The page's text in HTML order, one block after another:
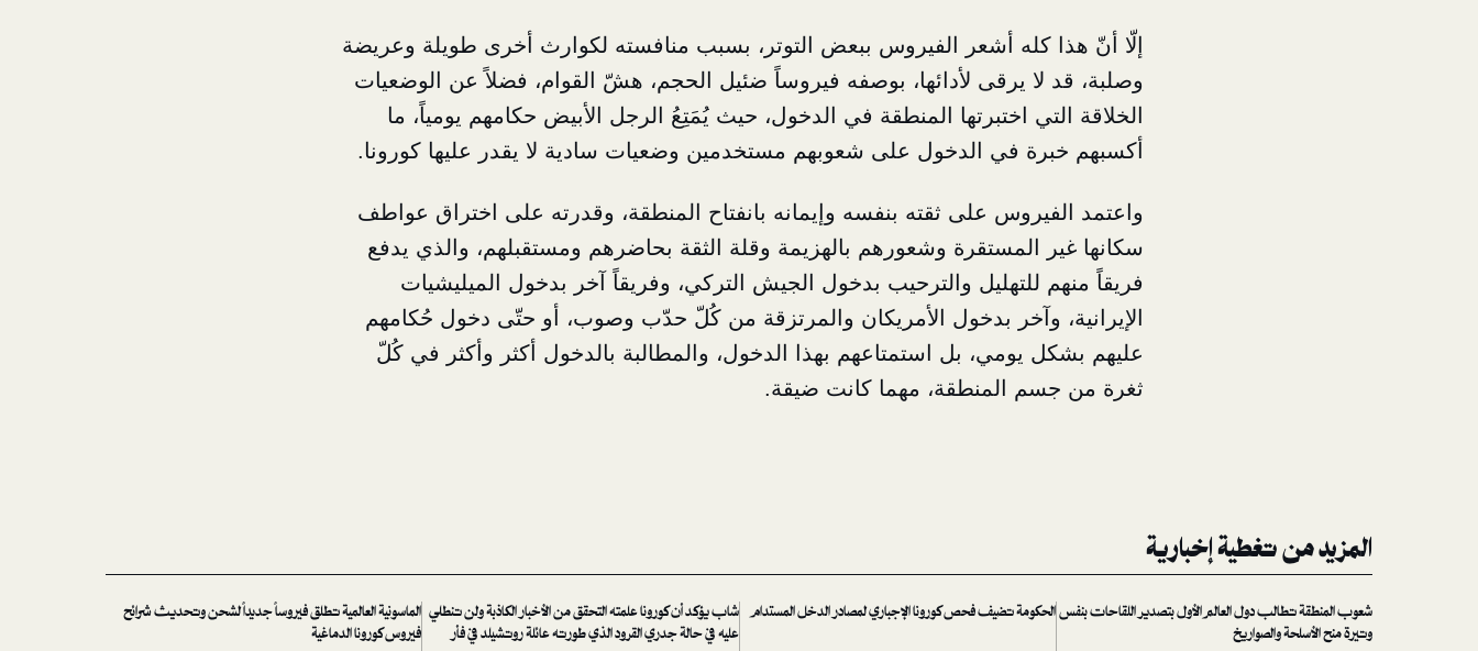
إلّا أنّ هذا كله أشعر الفيروس ببعض التوتر، بسبب منافسته لكوارث أخرى طويلة وعريضة
وصلبة، قد لا يرقى لأدائها، بوصفه فيروساً ضئيل الحجم، هشّ القوام، فضلاً عن الوضعيات
الخلاقة التي اختبرتها المنطقة في الدخول، حيث يُمَتِعُ الرجل الأبيض حكامهم يومياً، ما
أكسبهم خبرة في الدخول على شعوبهم مستخدمين وضعيات سادية لا يقدر عليها كورونا.
واعتمد الفيروس على ثقته بنفسه وإيمانه بانفتاح المنطقة، وقدرته على اختراق عواطف
سكانها غير المستقرة وشعورهم بالهزيمة وقلة الثقة بحاضرهم ومستقبلهم، والذي يدفع
فريقاً منهم للتهليل والترحيب بدخول الجيش التركي، وفريقاً آخر بدخول الميليشيات
الإيرانية، وآخر بدخول الأمريكان والمرتزقة من كُلّ حدّب وصوب، أو حتّى دخول حُكامهم
عليهم بشكل يومي، بل استمتاعهم بهذا الدخول، والمطالبة بالدخول أكثر وأكثر في كُلّ
ثغرة من جسم المنطقة، مهما كانت ضيقة.
المزيد من تغطية إخبارية
شعوب المنطقة تطالب دول العالم الأول بتصدير اللقاحات بنفس
وتيرة منح الأسلحة والصواريخ
الحكومة تضيف فحص كورونا الإجباري لمصادر الدخل المستدام
شاب يؤكد أن كورونا علمته التحقق من الأخبار الكاذبة ولن تنطلي
عليه في حالة جدري القرود الذي طورته عائلة روتشيلد في فأر
الماسونية العالمية تطلق فيروساً جديداً لشحن وتحديث شرائح
فيروس كورونا الدماغية